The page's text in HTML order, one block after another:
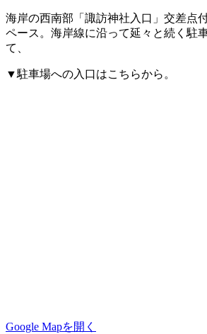
海岸の西南部「諏訪神社入口」交差点
ペース。海岸線に沿って延々と続く駐
て、
▼駐車場への入口はこちらから。
Google Mapを開く